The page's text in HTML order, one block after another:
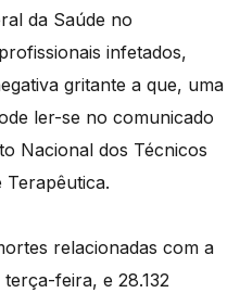
da Saúde no
infetados,
gritante a que, uma
ler-se no comunicado
Nacional dos Técnicos
Terapêutica.
relacionadas com a
feira, e 28.132